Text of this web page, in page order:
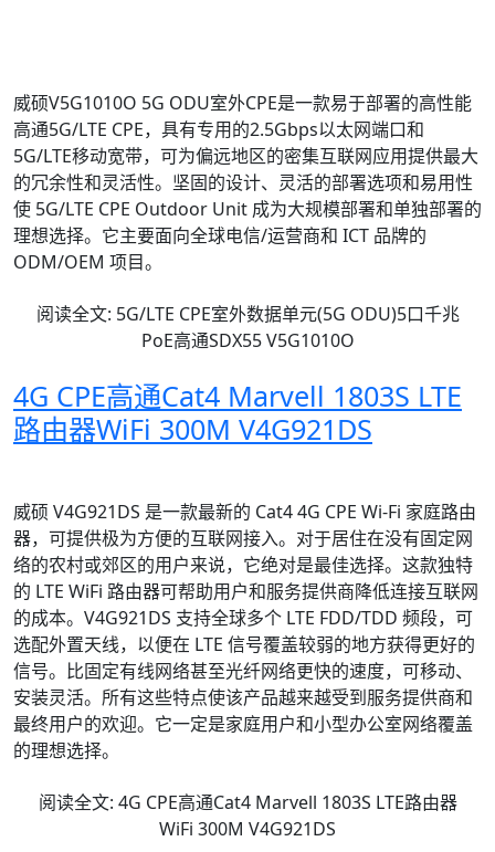
威硕V5G1010O 5G ODU室外CPE是一款易于部署的高性能
高通5G/LTE CPE，具有专用的2.5Gbps以太网端口和
5G/LTE移动宽带，可为偏远地区的密集互联网应用提供最大
的冗余性和灵活性。坚固的设计、灵活的部署选项和易用性
使 5G/LTE CPE Outdoor Unit 成为大规模部署和单独部署的
理想选择。它主要面向全球电信/运营商和 ICT 品牌的
ODM/OEM 项目。
阅读全文: 5G/LTE CPE室外数据单元(5G ODU)5口千兆
PoE高通SDX55 V5G1010O
4G CPE高通Cat4 Marvell 1803S LTE
路由器WiFi 300M V4G921DS
威硕 V4G921DS 是一款最新的 Cat4 4G CPE Wi-Fi 家庭路由
器，可提供极为方便的互联网接入。对于居住在没有固定网
络的农村或郊区的用户来说，它绝对是最佳选择。这款独特
的 LTE WiFi 路由器可帮助用户和服务提供商降低连接互联网
的成本。V4G921DS 支持全球多个 LTE FDD/TDD 频段，可
选配外置天线，以便在 LTE 信号覆盖较弱的地方获得更好的
信号。比固定有线网络甚至光纤网络更快的速度，可移动、
安装灵活。所有这些特点使该产品越来越受到服务提供商和
最终用户的欢迎。它一定是家庭用户和小型办公室网络覆盖
的理想选择。
阅读全文: 4G CPE高通Cat4 Marvell 1803S LTE路由器
WiFi 300M V4G921DS